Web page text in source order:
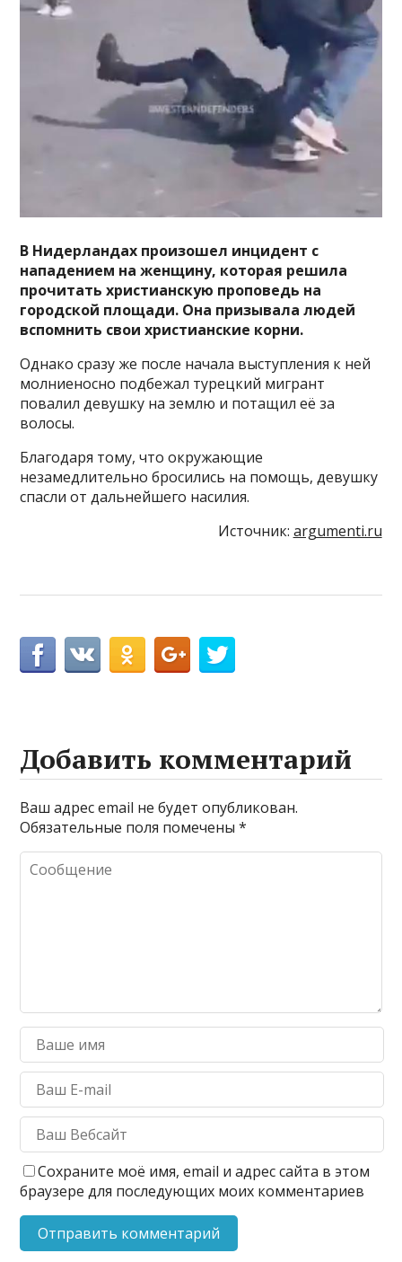
В Нидерландах произошел инцидент с
нападением на женщину, которая решила
прочитать христианскую проповедь на
городской площади. Она призывала людей
вспомнить свои христианские корни.
Однако сразу же после начала выступления к ней
молниеносно подбежал турецкий мигрант
повалил девушку на землю и потащил её за
волосы.
Благодаря тому, что окружающие
незамедлительно бросились на помощь, девушку
спасли от дальнейшего насилия.
Источник: argumenti.ru
Добавить комментарий
Ваш адрес email не будет опубликован.
Обязательные поля помечены*
Сохраните моё имя, email и адрес сайта в этом
браузере для последующих моих комментариев